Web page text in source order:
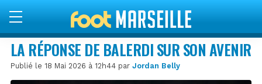
LA RÉPONSE DE BALERDI SUR SON AVENIR
Publié le 18 Mai 2026 à 12h44 par Jordan Belly